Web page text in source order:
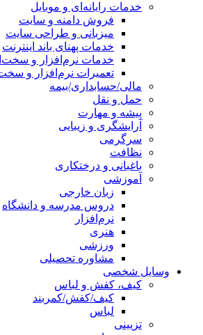
خدمات رایانه‌ای و موبایل
فروش دامنه و سایت
میزبانی و طراحی سایت
خدمات پهنای باند اینترنت
خدمات نرم‌افزار و
تعمیرات نرم‌افزار و
مالی/حسابداری/بیمه
حمل و نقل
پیشه و مهارت
آرایشگری و زیبایی
سرگرمی
نظافت
باغبانی و درختکاری
آموزشی
زبان خارجی
دروس مدرسه و دانشگاه
نرم‌افزار
هنری
ورزشی
مشاوره تحصیلی
وسایل شخصی
کیف، کفش و لباس
کیف/کفش/کمربند
لباس
تزیینی